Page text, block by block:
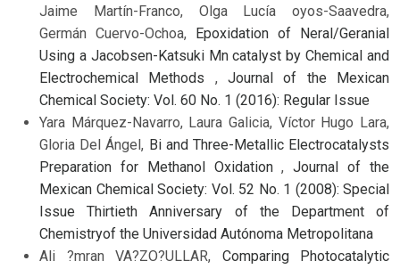
Jaime Martín-Franco, Olga Lucía oyos-Saavedra,
Germán Cuervo-Ochoa, Epoxidation of Neral/Geranial
Using a Jacobsen-Katsuki Mn catalyst by Chemical and
Electrochemical Methods ,Journal of the Mexican
Chemical Society: Vol. 60 No. 1 (2016): Regular Issue
Yara Márquez-Navarro, Laura Galicia, Víctor Hugo Lara,
Gloria Del Ángel, Bi and Three-Metallic Electrocatalysts
Preparation for Methanol Oxidation,Journal of the
Mexican Chemical Society: Vol. 52 No. 1 (2008): Special
Issue Thirtieth Anniversary of the Department of
Chemistryof the Universidad Autónoma Metropolitana
Ali ?mran VA?ZO?ULLAR, Comparing Photocatalytic